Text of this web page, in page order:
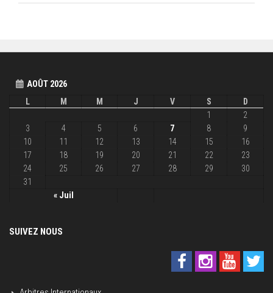
AOÛT 2026
L
M M J V S D
« Juil
1
2
3
4 5 6 7 8
9
10
11 12 13 14 15
16
17
18 19 20 21 22
23
24
25 26 27 28 29
30
31
SUIVEZ NOUS